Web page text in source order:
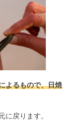
よるもので、日焼
に戻ります。